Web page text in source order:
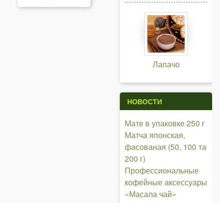
Лапачо
НОВОСТИ
Мате в упаковке 250 г
Матча японская,
фасованая (50, 100 та
200 г)
Профессиональные
кофейные аксессуары
«Масала чай»